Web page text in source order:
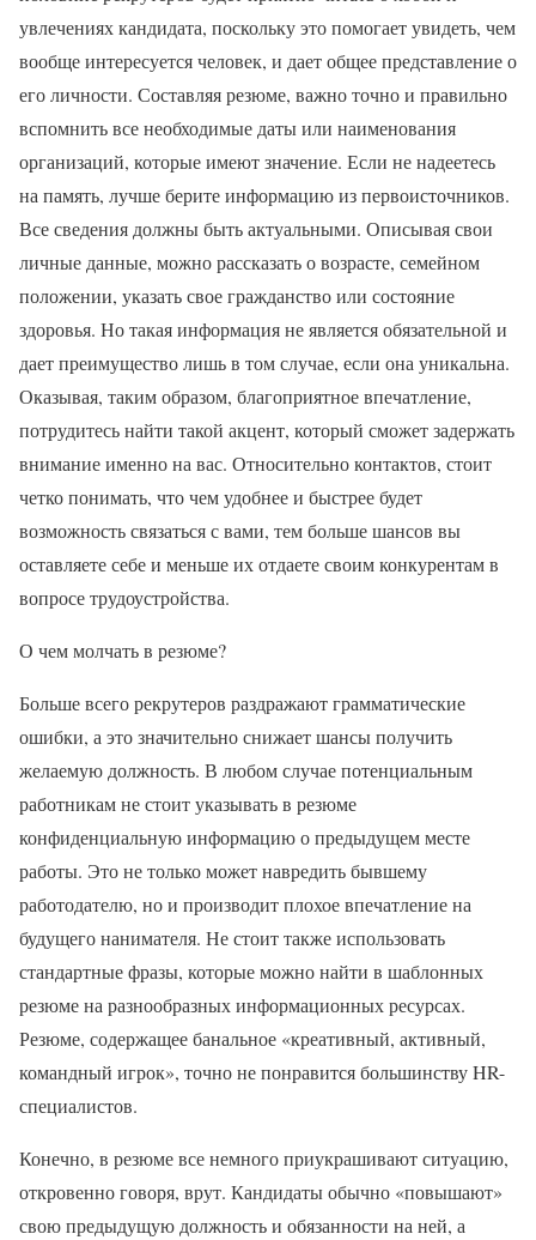
увлечениях кандидата, поскольку это помогает увидеть, чем
вообще интересуется человек, и дает общее представление о
его личности. Составляя резюме, важно точно и правильно
вспомнить все необходимые даты или наименования
организаций, которые имеют значение. Если не надеетесь
на память, лучше берите информацию из первоисточников.
Все сведения должны быть актуальными. Описывая свои
личные данные, можно рассказать о возрасте, семейном
положении, указать свое гражданство или состояние
здоровья. Но такая информация не является обязательной и
дает преимущество лишь в том случае, если она уникальна.
Оказывая, таким образом, благоприятное впечатление,
потрудитесь найти такой акцент, который сможет задержать
внимание именно на вас. Относительно контактов, стоит
четко понимать, что чем удобнее и быстрее будет
возможность связаться с вами, тем больше шансов вы
оставляете себе и меньше их отдаете своим конкурентам в
вопросе трудоустройства.
О чем молчать в резюме?
Больше всего рекрутеров раздражают грамматические
ошибки, а это значительно снижает шансы получить
желаемую должность. В любом случае потенциальным
работникам не стоит указывать в резюме
конфиденциальную информацию о предыдущем месте
работы. Это не только может навредить бывшему
работодателю, но и производит плохое впечатление на
будущего нанимателя. Не стоит также использовать
стандартные фразы, которые можно найти в шаблонных
резюме на разнообразных информационных ресурсах.
Резюме, содержащее банальное «креативный, активный,
командный игрок», точно не понравится большинству HR-
специалистов.
Конечно, в резюме все немного приукрашивают ситуацию,
откровенно говоря, врут. Кандидаты обычно «повышают»
свою предыдущую должность и обязанности на ней, а